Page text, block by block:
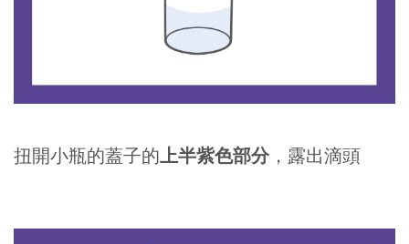
扭開小瓶的蓋子的上半紫色部分，露出滴頭